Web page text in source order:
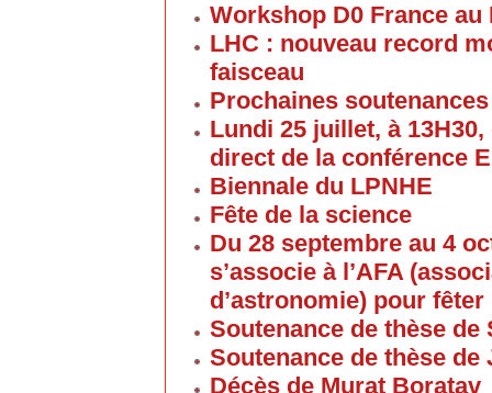
Workshop D0 France au
LHC : nouveau record
faisceau
Prochaines
Lundi 25 juillet, à
direct de la conférence
Biennale du LPNHE
Fête de la science
Du 28 septembre au 4
s’associe à l’AFA
d’astronomie) pour fêter
Soutenance de thèse
Soutenance de thèse
Décès de Murat Boratav